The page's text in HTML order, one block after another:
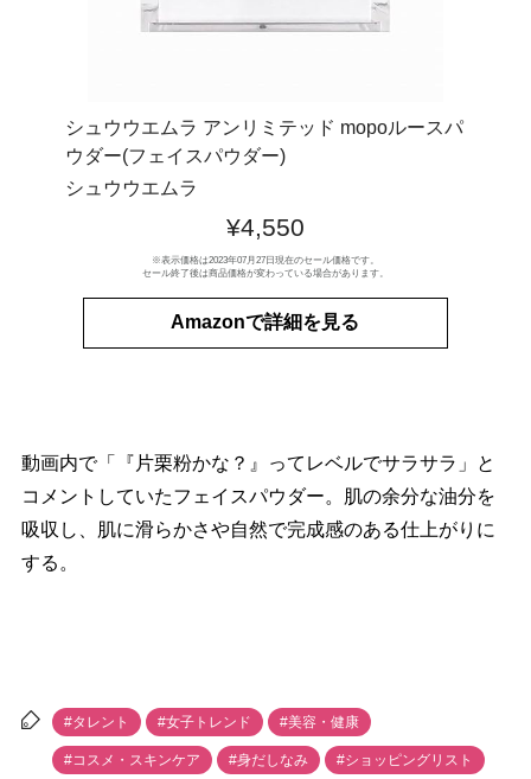
シュウウエムラ アンリミテッド mopoルースパ
ウダー(フェイスパウダー)
シュウウエムラ
¥4,550
※表示価格は2023年07月27日現在のセール価格です。
セール終了後は商品価格が変わっている場合があります。
Amazonで詳細を見る
動画内で「『片栗粉かな？』ってレベルでサラサラ」と
コメントしていたフェイスパウダー。肌の余分な油分を
吸収し、肌に滑らかさや自然で完成感のある仕上がりに
する。
#タレント #女子トレンド #美容・健康
#コスメ・スキンケア #身だしなみ #ショッピングリスト